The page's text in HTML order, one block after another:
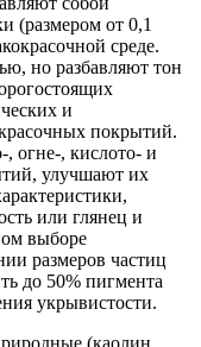
(размером от 0,1
среде.
но разбавляют тон
и
покрытий.
огне-, кислото- и
улучшают их
или глянец и
выборе
размеров частиц
до 50% пигмента
укрывистости.
(каолин,